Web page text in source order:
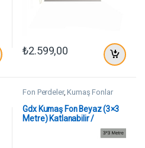
₺2.599,00
Fon Perdeler,Kumaş Fonlar
Gdx Kumaş Fon Beyaz (3×3
Metre) Katlanabilir /